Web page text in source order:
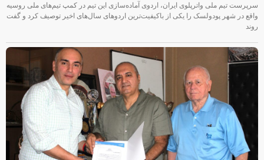
سرپرست تیم ملی واترپلوی ایران، اردوی آماده‌سازی این تیم در کمپ تیم‌های ملی روسیه
واقع در شهر پودولسک را یکی از باکیفیت‌ترین اردوهای سال‌های اخیر توصیف کرد و گفت
روند